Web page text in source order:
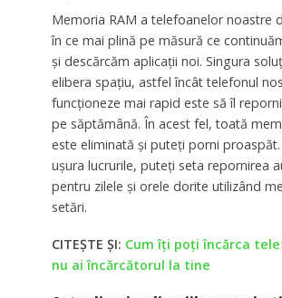
Memoria RAM a telefoanelor noastre
în ce mai plină pe măsură ce
și descărcăm aplicații noi. Singura
elibera spațiu, astfel încât telefonul
funcționeze mai rapid este să îl
pe săptămână. În acest fel, toată
este eliminată și puteți porni
ușura lucrurile, puteți seta repornirea
pentru zilele și orele dorite utilizând
setări.
CITEȘTE ȘI: Cum îți poți încărca
nu ai încărcătorul la tine